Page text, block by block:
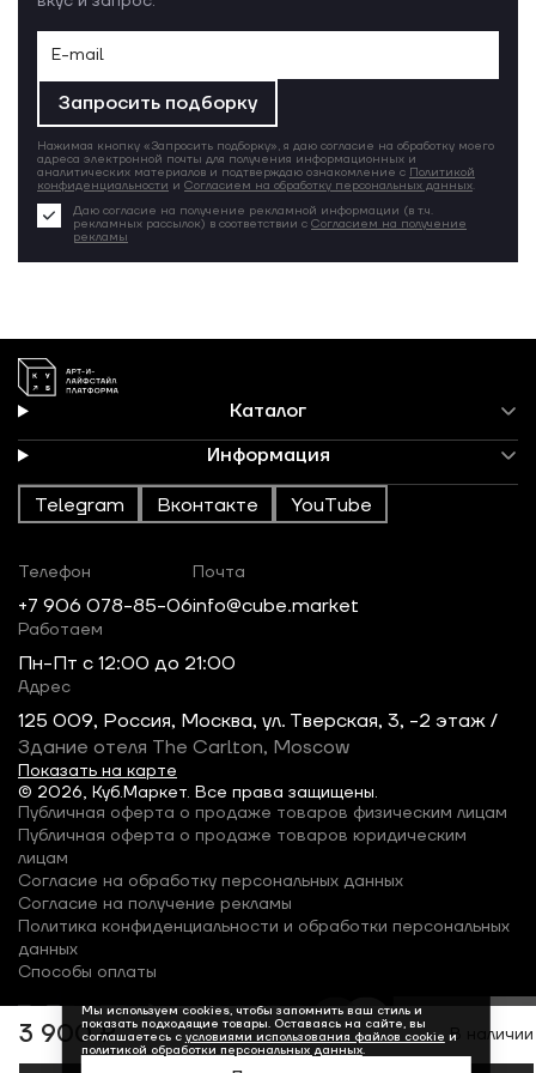
3 900 ₽ В наличии
Запросить подборку
Нажимая кнопку «Запросить подборку», я даю согласие на обработку моего
адреса электронной почты для получения информационных и
аналитических материалов и подтверждаю ознакомление с Политикой
конфиденциальности и Согласием на обработку персональных данных.
Даю согласие на получение рекламной информации (в т.ч.
рекламных рассылок) в соответствии с Согласием на получение
рекламы
Каталог
Информация
Telegram Вконтакте YouTube
© 2026, Куб.Маркет. Все права защищены.
Телефон
+7 906 078-85-06
Почта
info@cube.market
Работаем
Пн-Пт c 12:00 до 21:00
Адрес
125 009, Россия, Москва, ул. Тверская, 3, -2 этаж /
Здание отеля The Carlton, Moscow
Показать на карте
Публичная оферта о продаже товаров физическим лицам
Публичная оферта о продаже товаров юридическим
лицам
Согласие на обработку персональных данных
Согласие на получение рекламы
Политика конфиденциальности и обработки персональных
данных
Способы оплаты
Мы используем cookies, чтобы запомнить ваш стиль и
показать подходящие товары. Оставаясь на сайте, вы
соглашаетесь с условиями использования файлов cookie и
политикой обработки персональных данных.